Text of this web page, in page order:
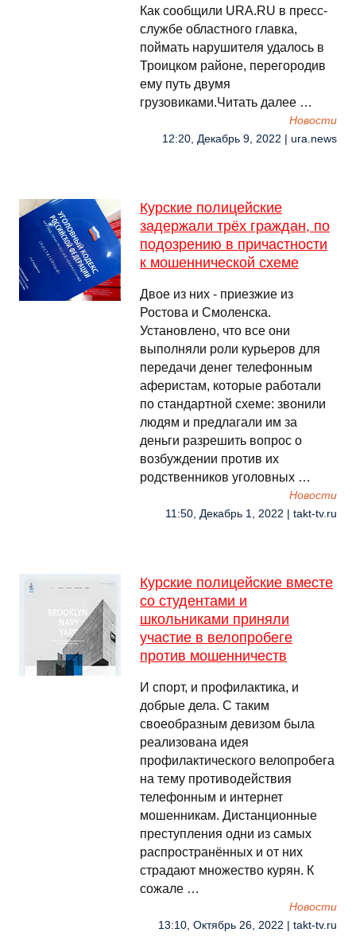
Как сообщили URA.RU в пресс-
службе областного главка,
поймать нарушителя удалось в
Троицком районе, перегородив
ему путь двумя
грузовиками.Читать далее …
Новости
12:20, Декабрь 9, 2022 | ura.news
Курские полицейские
задержали трёх граждан, по
подозрению в причастности
к мошеннической схеме
Двое из них - приезжие из
Ростова и Смоленска.
Установлено, что все они
выполняли роли курьеров для
передачи денег телефонным
аферистам, которые работали
по стандартной схеме: звонили
людям и предлагали им за
деньги разрешить вопрос о
возбуждении против их
родственников уголовных …
Новости
11:50, Декабрь 1, 2022 | takt-tv.ru
Курские полицейские вместе
со студентами и
школьниками приняли
участие в велопробеге
против мошенничеств
И спорт, и профилактика, и
добрые дела. С таким
своеобразным девизом была
реализована идея
профилактического велопробега
на тему противодействия
телефонным и интернет
мошенникам. Дистанционные
преступления одни из самых
распространённых и от них
страдают множество курян. К
сожале …
Новости
13:10, Октябрь 26, 2022 | takt-tv.ru